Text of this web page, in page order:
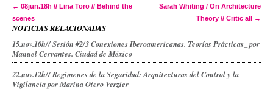
Post navigation
← 08jun.18h // Lina Toro // Behind the
scenes
Sarah Whiting / On Architecture
Theory // Critic all →
NOTICIAS RELACIONADAS
15.nov.10h// Sesión #2/3 Conexiones Iberoamericanas. Teorías Prácticas_ por
Manuel Cervantes. Ciudad de México
22.nov.12h// Regímenes de la Seguridad: Arquitecturas del Control y la
Vigilancia por Marina Otero Verzier